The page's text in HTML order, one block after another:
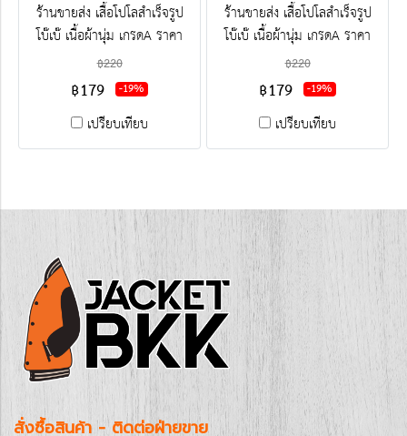
ร้านขายส่ง เสื้อโปโลสำเร็จรูป
โบ๊เบ๊ เนื้อผ้านุ่ม เกรดA ราคา
โรงงาน ขายราคาส่งโบ๊เบ๊ พร้อม
ปัก-สกรีน ครบวงจร ติดต่อฝ่าย
ขาย Line : @jacketbkk (มี@ค่ะ)
฿220
฿179 -19%
เปรียบเทียบ
ร้านขายส่ง เสื้อโปโลสำเร็จรูป
โบ๊เบ๊ เนื้อผ้านุ่ม เกรดA ราคา
โรงงาน ขายราคาส่งโบ๊เบ๊ พร้อม
ปัก-สกรีน ครบวงจร ติดต่อฝ่าย
ขาย Line : @jacketbkk (มี@ค่ะ)
฿220
฿179 -19%
เปรียบเทียบ
สั่งซื้อสินค้า - ติดต่อฝ่ายขาย